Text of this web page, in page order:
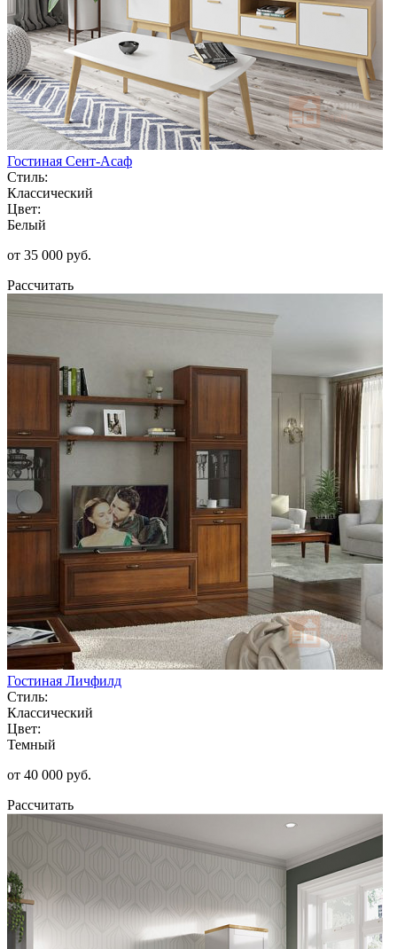
Гостиная Сент-Асаф
Стиль:
Классический
Цвет:
Белый
от 35 000 руб.
Рассчитать
Гостиная Личфилд
Стиль:
Классический
Цвет:
Темный
от 40 000 руб.
Рассчитать